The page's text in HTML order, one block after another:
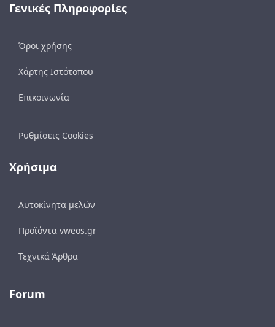
Γενικές Πληροφορίες
Όροι χρήσης
Χάρτης Ιστότοπου
Επικοινωνία
Ρυθμίσεις Cookies
Χρήσιμα
Αυτοκίνητα μελών
Προϊόντα vweos.gr
Τεχνικά Άρθρα
Forum